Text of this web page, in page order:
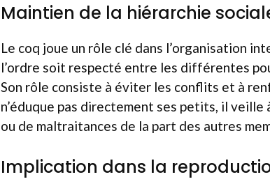
Maintien de la hiérarchie
Le coq joue un rôle clé dans l’organisation
l’ordre soit respecté entre les différentes
Son rôle consiste à éviter les conflits et à
n’éduque pas directement ses petits, il
ou de maltraitances de la part des autres
Implication dans la